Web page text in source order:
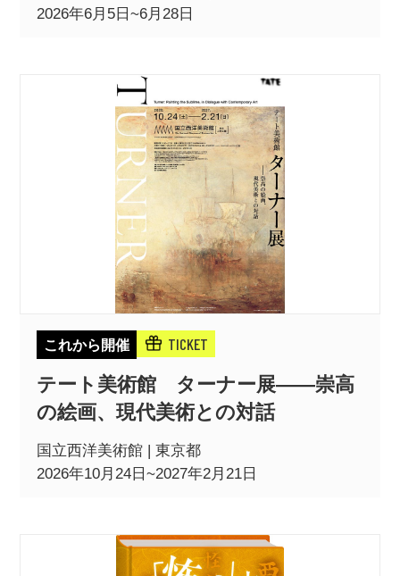
2026年6月5日~6月28日
これから開催 TICKET
テート美術館 ターナー展――崇高
の絵画、現代美術との対話
国立西洋美術館 | 東京都
2026年10月24日~2027年2月21日